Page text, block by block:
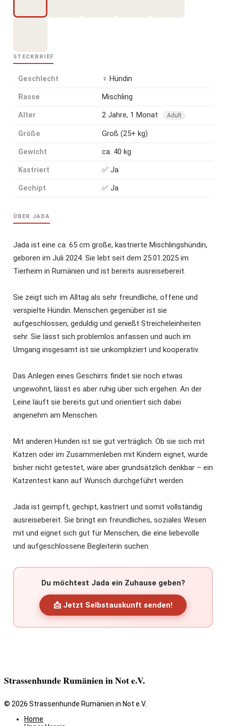
STECKBRIEF
Geschlecht ♀ Hündin
Rasse Mischling
Alter 2 Jahre, 1 Monat Adult
Größe Groß (25+ kg)
Gewicht ca. 40 kg
Kastriert ✅ Ja
Gechipt ✅ Ja
ÜBER JADA
Jada ist eine ca. 65 cm große, kastrierte Mischlingshündin,
geboren im Juli 2024. Sie lebt seit dem 25.01.2025 im
Tierheim in Rumänien und ist bereits ausreisebereit.
Sie zeigt sich im Alltag als sehr freundliche, offene und
verspielte Hündin. Menschen gegenüber ist sie
aufgeschlossen, geduldig und genießt Streicheleinheiten
sehr. Sie lässt sich problemlos anfassen und auch im
Umgang insgesamt ist sie unkompliziert und kooperativ.
Das Anlegen eines Geschirrs findet sie noch etwas
ungewohnt, lässt es aber ruhig über sich ergehen. An der
Leine läuft sie bereits gut und orientiert sich dabei
angenehm am Menschen.
Mit anderen Hunden ist sie gut verträglich. Ob sie sich mit
Katzen oder im Zusammenleben mit Kindern eignet, wurde
bisher nicht getestet, wäre aber grundsätzlich denkbar – ein
Katzentest kann auf Wunsch durchgeführt werden.
Jada ist geimpft, gechipt, kastriert und somit vollständig
ausreisebereit. Sie bringt ein freundliches, soziales Wesen
mit und eignet sich gut für Menschen, die eine liebevolle
und aufgeschlossene Begleiterin suchen.
Du möchtest Jada ein Zuhause geben?
📩 Jetzt Selbstauskunft senden!
Strassenhunde Rumänien in Not e.V.
© 2026 Strassenhunde Rumänien in Not e.V..
Home